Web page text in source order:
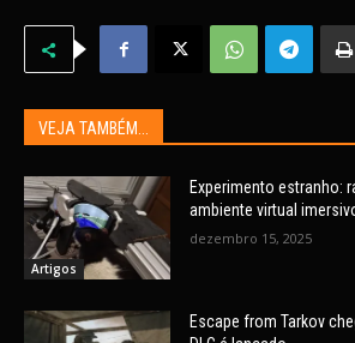
VEJA TAMBÉM...
Artigos
Experimento estranho:
ambiente virtual
dezembro 15, 2025
Escape from Tarkov